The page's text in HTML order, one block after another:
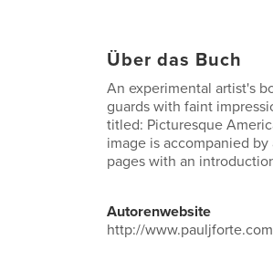
Über das Buch
An experimental artist's
guards with faint
titled: Picturesque
image is accompanied
pages with an
Autorenwebsite
http://www.pauljforte.com